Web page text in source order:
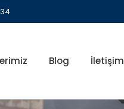
Blog İletişim